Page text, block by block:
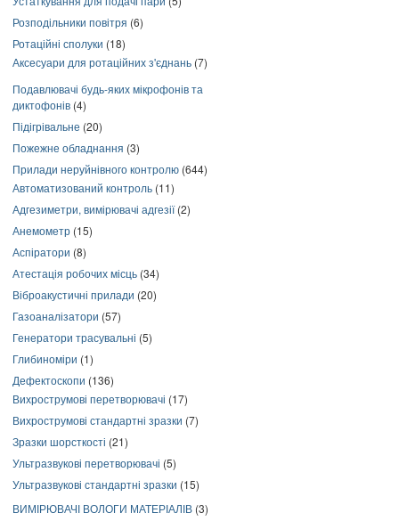
Розподільники повітря (6)
Ротаційні сполуки (18)
Аксесуари для ротаційних з'єднань (7)
Подавлювачі будь-яких мікрофонів та
диктофонів (4)
Підігрівальне (20)
Пожежне обладнання (3)
Прилади неруйнівного контролю (644)
Автоматизований контроль (11)
Адгезиметри, вимірювачі адгезії(2)
Анемометр (15)
Аспіратори (8)
Атестація робочих місць (34)
Віброакустичні прилади (20)
Газоаналізатори (57)
Генератори трасувальні (5)
Глибиноміри (1)
Дефектоскопи (136)
Вихрострумові перетворювачі (17)
Вихрострумові стандартні зразки (7)
Зразки шорсткості (21)
Ультразвукові перетворювачі (5)
Ультразвукові стандартні зразки (15)
ВИМІРЮВАЧІ ВОЛОГИ МАТЕРІАЛІВ (3)